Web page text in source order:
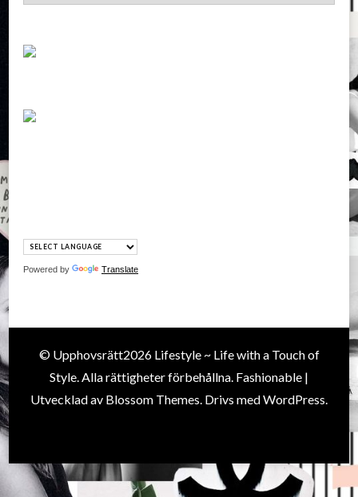
Powered by Translate
© Upphovsrätt2026 Lifestyle ~ Life with a Touch of
Style. Alla rättigheter förbehållna. Fashionable |
Utvecklad av Blossom Themes. Drivs medWordPress.